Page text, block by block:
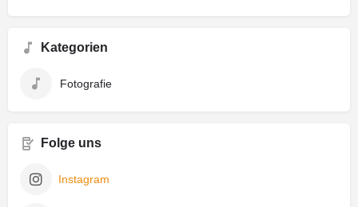
Kategorien
Fotografie
Folge uns
Instagram